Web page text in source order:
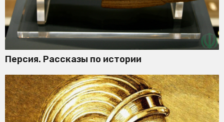
Персия. Рассказы по истории